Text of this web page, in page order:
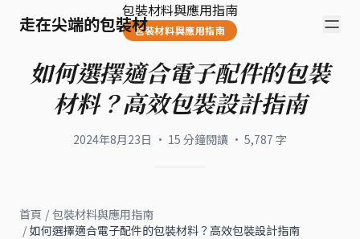
走在尖端的包裝材
包裝材料與應用指南
包裝材料與應用指南
如何選擇適合電子配件的包裝
材料？高效包裝設計指南
2024年8月23日 · 15 分鐘閱讀 · 5,787 字
首頁 / 包裝材料與應用指南
/ 如何選擇適合電子配件的包裝材料？高效包裝設計指南